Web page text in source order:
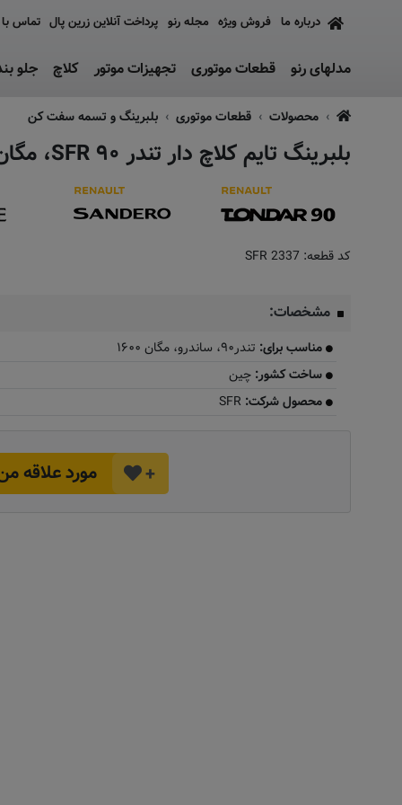
درباره ما فروش ویژه مجله رنو پرداخت آنلاین زرین پال تماس
مدلهای رنو قطعات موتوری تجهیزات موتور کلاچ جلو
محصولات قطعات موتوری بلبرینگ و تسمه سفت کن
بلبرینگ تایم کلاچ دار تندر ۹۰ SFR، مگان ۱۶۰۰
کد قطعه: SFR 2337
مشخصات:
مناسب برای: تندر۹۰، ساندرو، مگان ۱۶۰۰
ساخت کشور: چین
محصول شرکت: SFR
+ مورد علاقه